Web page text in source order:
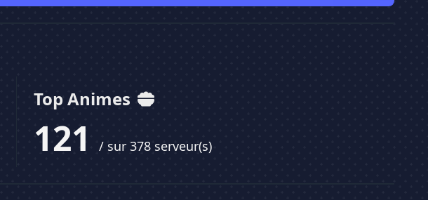
Top Animes
121 / sur 378 serveur(s)